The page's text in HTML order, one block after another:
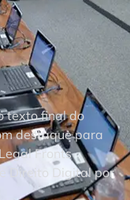
texto final do
destaque para
Fronts
Direito Digital por